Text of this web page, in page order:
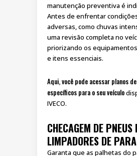
manutenção preventiva é
Antes de enfrentar
adversas, como chuvas
uma revisão completa no
priorizando os
e itens essenciais.
Aqui, você pode acessar planos
específicos para o seu veículo
IVECO.
CHECAGEM DE PNEUS
LIMPADORES DE
Garanta que as palhetas do